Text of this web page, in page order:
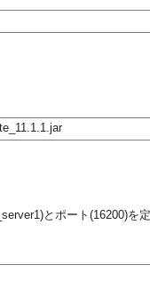
とポート(16200)を